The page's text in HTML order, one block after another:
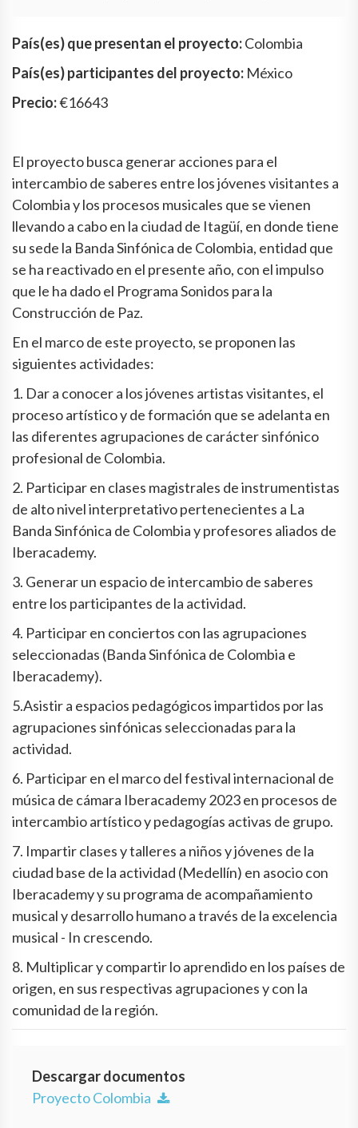
País(es) que presentan el proyecto:Colombia
País(es) participantes del proyecto: México
Precio:€16643
El proyecto busca generar acciones para el
intercambio de saberes entre los jóvenes visitantes a
Colombia y los procesos musicales que se vienen
llevando a cabo en la ciudad de Itagüí, en donde tiene
su sede la Banda Sinfónica de Colombia, entidad que
se ha reactivado en el presente año, con el impulso
que le ha dado el Programa Sonidos para la
Construcción de Paz.
En el marco de este proyecto, se proponen las
siguientes actividades:
1. Dar a conocer a los jóvenes artistas visitantes, el
proceso artístico y de formación que se adelanta en
las diferentes agrupaciones de carácter sinfónico
profesional de Colombia.
2. Participar en clases magistrales de instrumentistas
de alto nivel interpretativo pertenecientes a La
Banda Sinfónica de Colombia y profesores aliados de
Iberacademy.
3. Generar un espacio de intercambio de saberes
entre los participantes de la actividad.
4. Participar en conciertos con las agrupaciones
seleccionadas (Banda Sinfónica de Colombia e
Iberacademy).
5.Asistir a espacios pedagógicos impartidos por las
agrupaciones sinfónicas seleccionadas para la
actividad.
6. Participar en el marco del festival internacional de
música de cámara Iberacademy 2023 en procesos de
intercambio artístico y pedagogías activas de grupo.
7. Impartir clases y talleres a niños y jóvenes de la
ciudad base de la actividad (Medellín) en asocio con
Iberacademy y su programa de acompañamiento
musical y desarrollo humano a través de la excelencia
musical - In crescendo.
8. Multiplicar y compartir lo aprendido en los países de
origen, en sus respectivas agrupaciones y con la
comunidad de la región.
Descargar documentos
Proyecto Colombia